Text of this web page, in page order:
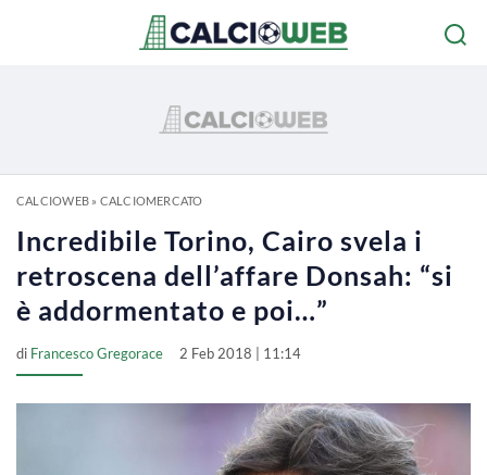
CALCIOWEB» CALCIOMERCATO
Incredibile Torino, Cairo svela i
retroscena dell’affare Donsah: “si
è addormentato e poi…”
di Francesco Gregorace 2 Feb 2018 | 11:14